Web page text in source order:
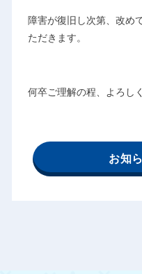
障害が復旧し次第、改め
ただきます。
何卒ご理解の程、よろし
お知